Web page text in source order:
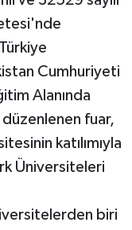
Cumhuriyeti
Alanında
düzenlenen fuar,
katılımıyla
Üniversiteleri
biri